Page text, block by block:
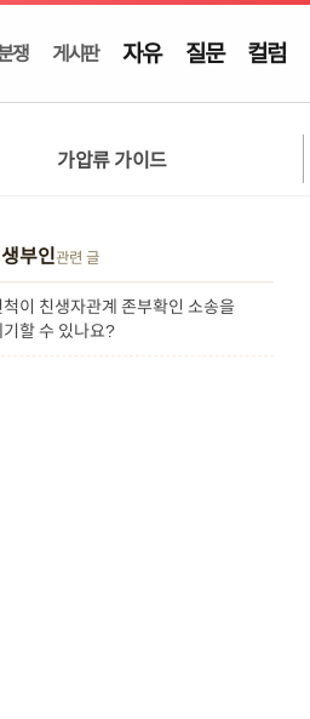
쟁 게시판 자유 질문 컬럼
가압류 가이드
부인관련 글
이 친생자관계 존부확인 소송을
할 수 있나요?